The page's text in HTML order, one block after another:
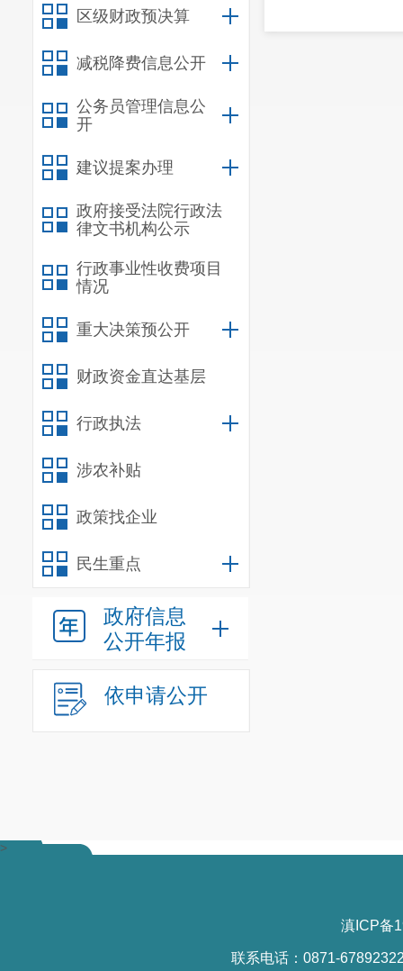
区级财政预决算
减税降费信息公开
公务员管理信息公
开
建议提案办理
政府接受法院行政法
律文书机构公示
行政事业性收费项目
情况
重大决策预公开
财政资金直达基层
行政执法
涉农补贴
政策找企业
民生重点
政府信息
公开年报
依申请公开
>
滇ICP备
联系电话：0871-